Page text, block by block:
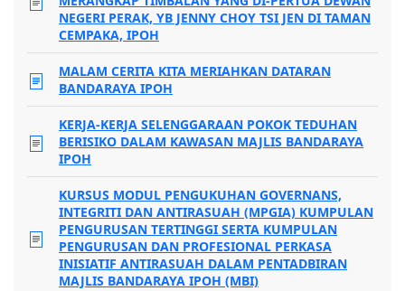
NEGERI PERAK, YB JENNY CHOY TSI JEN DI TAMAN
CEMPAKA, IPOH
MALAM CERITA KITA MERIAHKAN DATARAN
BANDARAYA IPOH
KERJA-KERJA SELENGGARAAN POKOK TEDUHAN
BERISIKO DALAM KAWASAN MAJLIS BANDARAYA
IPOH
KURSUS MODUL PENGUKUHAN GOVERNANS,
INTEGRITI DAN ANTIRASUAH (MPGIA) KUMPULAN
PENGURUSAN TERTINGGI SERTA KUMPULAN
PENGURUSAN DAN PROFESIONAL PERKASA
INISIATIF ANTIRASUAH DALAM PENTADBIRAN
MAJLIS BANDARAYA IPOH (MBI)